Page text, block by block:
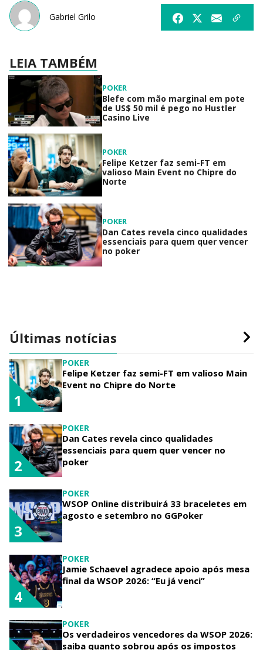
Gabriel Grilo
LEIA TAMBÉM
POKER
Blefe com mão marginal em pote
de US$ 50 mil é pego no Hustler
Casino Live
POKER
Felipe Ketzer faz semi-FT em
valioso Main Event no Chipre do
Norte
POKER
Dan Cates revela cinco qualidades
essenciais para quem quer vencer
no poker
Últimas notícias
POKER
Felipe Ketzer faz semi-FT em valioso Main
Event no Chipre do Norte
1
POKER
Dan Cates revela cinco qualidades
essenciais para quem quer vencer no
poker
2
POKER
WSOP Online distribuirá 33 braceletes em
agosto e setembro no GGPoker
3
POKER
Jamie Schaevel agradece apoio após mesa
final da WSOP 2026: “Eu já venci”
4
POKER
Os verdadeiros vencedores da WSOP 2026:
saiba quanto sobrou após os impostos